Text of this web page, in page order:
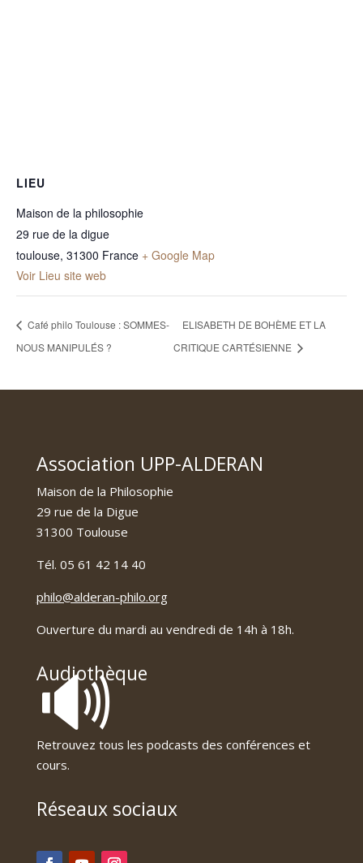
LIEU
Maison de la philosophie
29 rue de la digue
toulouse, 31300 France + Google Map
Voir Lieu site web
Café philo Toulouse : SOMMES-
NOUS MANIPULÉS ?
ELISABETH DE BOHÈME ET LA
CRITIQUE CARTÉSIENNE
Association UPP-ALDERAN
Maison de la Philosophie
29 rue de la Digue
31300 Toulouse
Tél. 05 61 42 14 40
philo@alderan-philo.org
Ouverture du mardi au vendredi de 14h à 18h.
Audiothèque
🔊
Retrouvez tous les podcasts des conférences et
cours.
Réseaux sociaux